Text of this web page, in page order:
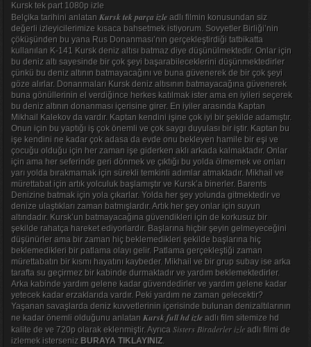
Kursk tek part 1080p izle
Belçika tarihini anlatan Kursk tek parça izleadlı filmin konusundan siz
değerli izleyicilerimize kısaca bahsetmek istiyorum. Sovyetler Birliği’nin
çöküşünden bu yana Rus Donanması’nın gerçekleştirdiği tatbikatta
kullanılan K-141 Kursk deniz altısı batmaz diye düşünülmektedir. Onlar için
bu deniz altı sayesinde bir çok şeyi başarabileceklerini düşünmektedirler
çünkü bu deniz altının batmayacağını ve buna güvenerek de bir çok şeyi
göze alırlar. Donanmaları Kursk deniz altısının batmayacağına güvenerek
buna gönüllerinin el verdiğince herkes katılmak ister ama en iyileri seçerek
bu deniz altının donanması içerisine girer. En iyiler arasında Kaptan
Mikhail Kalekov da vardır. Kaptan kendini işine çok iyi bir şekilde adamıştır.
Onun için bu yaptığı iş çok önemli ve çok saygı duyulası bir iştir. Kaptan bu
işe kendini ne kadar çok adasa da evde onu bekleyen hamile bir eşi ve
çocuğu olduğu için her zaman işe giderken aklı arkada kalmaktadır. Onlar
için ama her seferinde geri dönmek ve çıktığı bu yolda ölmemek ve onları
yarı yolda bırakmamak için sürekli temkinli adımlar atmaktadır. Mikhail ve
mürettabat için artık yolculuk başlamıştır ve Kursk’a binerler. Barents
Denizine batmak için yola çıkarlar. Yolda her şey yolunda gitmektedir ve
denize ulaştıkları zaman batmışlardır. Artık her şey onlar için suyun
altındadır. Kursk’un batmayacağına güvendikleri için de korkusuz bir
şekilde rahatça hareket ediyorlardır. Başlarına hiçbir şeyin gelmeyeceğini
düşünürler ama bir zaman hiç beklemedikleri şekilde başlarına hiç
beklemedikleri bir patlama olayı gelir. Patlama gerçekleştiği zaman
mürettabatın bir kısmı hayatını kaybeder. Mikhail ve bir grup subay ise arka
tarafta su geçirmez bir kabinde durmaktadır ve yardım beklemektedirler.
Arka kabinde yardım gelene kadar güvendedirler ve yardım gelene kadar
yetecek kadar erzaklarıda vardır. Peki yardım ne zaman gelecektir?
Yaşanan savaşlarda deniz kuvvetlerinin içerisinde bulunan denizaltılarının
ne kadar önemli olduğunu anlatan Kursk full hd izleadlı film sitemize hd
kalite de ve 720p olarak eklenmiştir. Ayrıca Sisters Biraderler izleadlı filmi de
izlemek isterseniz BURAYA TIKLAYINIZ.